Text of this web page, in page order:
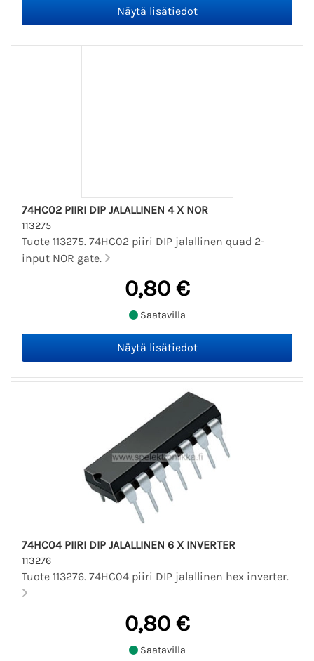
74HC02 PIIRI DIP JALALLINEN 4 X NOR
113275
Tuote 113275. 74HC02 piiri DIP jalallinen quad 2-
input NOR gate.
0,80 €
Saatavilla
74HC04 PIIRI DIP JALALLINEN 6 X INVERTER
113276
Tuote 113276. 74HC04 piiri DIP jalallinen hex inverter.
0,80 €
Saatavilla